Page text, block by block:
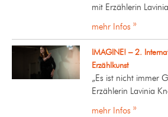
mit Erzählerin
mehr Infos »
IMAGINE! – 2.
Erzählkunst
„Es ist nicht immer
Erzählerin Lavinia
mehr Infos »